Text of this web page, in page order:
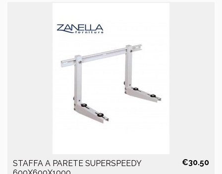
STAFFA A PARETE SUPERSPEEDY
€30.50